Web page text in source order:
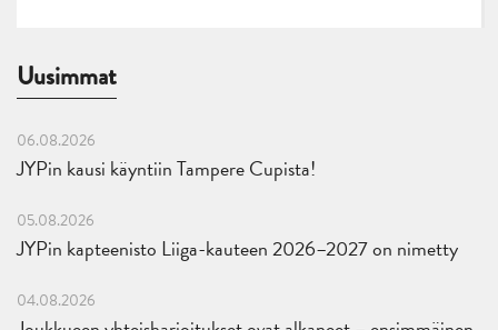
Uusimmat
06.08.2026
JYPin kausi käyntiin Tampere Cupista!
05.08.2026
JYPin kapteenisto Liiga-kauteen 2026–2027 on nimetty
04.08.2026